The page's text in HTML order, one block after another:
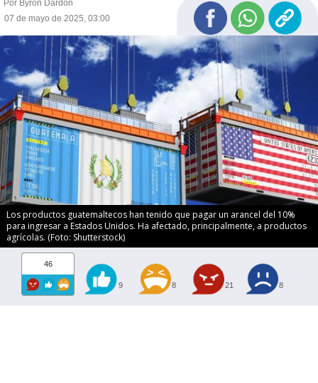
Por Byron Dardón
07 de mayo de 2025, 03:00
Los productos guatemaltecos han tenido que pagar un arancel del 10%
para ingresar a Estados Unidos. Ha afectado, principalmente, a productos
agrícolas. (Foto: Shutterstock)
46
9 8 21 8